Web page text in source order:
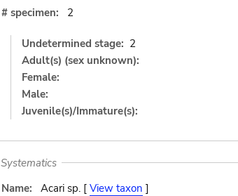
# specimen:
2
Undetermined stage: 2
Adult(s) (sex unknown):
Female:
Male:
Juvenile(s)/Immature(s):
Systematics
Name:
Acari sp. [ View taxon ]